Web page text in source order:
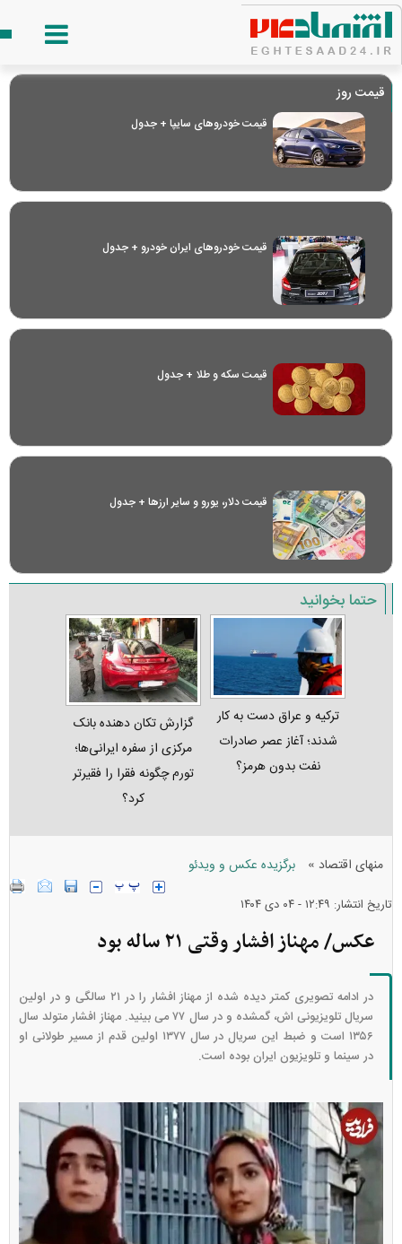
قیمت روز
قیمت خودرو‌های سایپا + جدول
قیمت خودرو‌های ایران خودرو + جدول
قیمت سکه و طلا + جدول
قیمت دلار، یورو و سایر ارز‌ها + جدول
حتما بخوانید
ترکیه و عراق دست به کار
شدند؛ آغاز عصر صادرات
نفت بدون هرمز؟
گزارش تکان‌ دهنده بانک
مرکزی از سفره ایرانی‌ها؛
تورم چگونه فقرا را فقیرتر
کرد؟
منهای اقتصاد » برگزیده عکس و ویدئو
تاریخ انتشار: ۱۲:۴۹ - ۰۴ دی ۱۴۰۴
عکس/ مهناز افشار وقتی ۲۱ ساله بود
در ادامه تصویری کمتر دیده شده از مهناز افشار را در ۲۱ سالگی و در اولین
سریال تلویزیونی اش، گمشده و در سال ۷۷ می بینید. مهناز افشار متولد سال
۱۳۵۶ است و ضبط این سریال در سال ۱۳۷۷ اولین قدم از مسیر طولانی او
در سینما و تلویزیون ایران بوده است.